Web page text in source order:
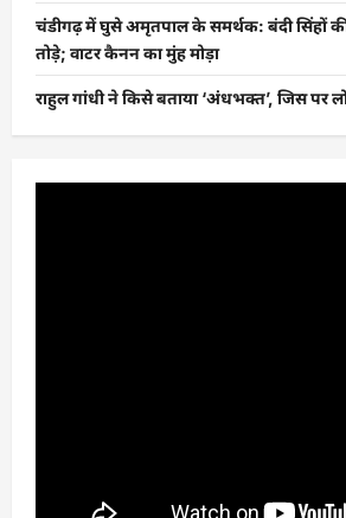
चंडीगढ़ में घुसे अमृतपाल के समर्थक: बंदी सिंहों की
तोड़े; वाटर कैनन का मुंह मोड़ा
राहुल गांधी ने किसे बताया ‘अंधभक्त’, जिस पर